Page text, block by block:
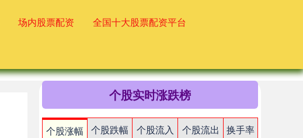
场内股票配资 全国十大股票配资平台
个股实时涨跌榜
个股涨幅 个股跌幅 个股流入 个股流出
换手率